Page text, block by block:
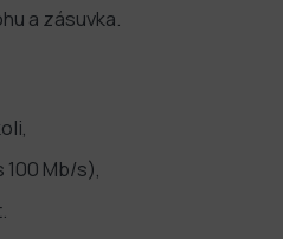
a zásuvka.
Mb/s),